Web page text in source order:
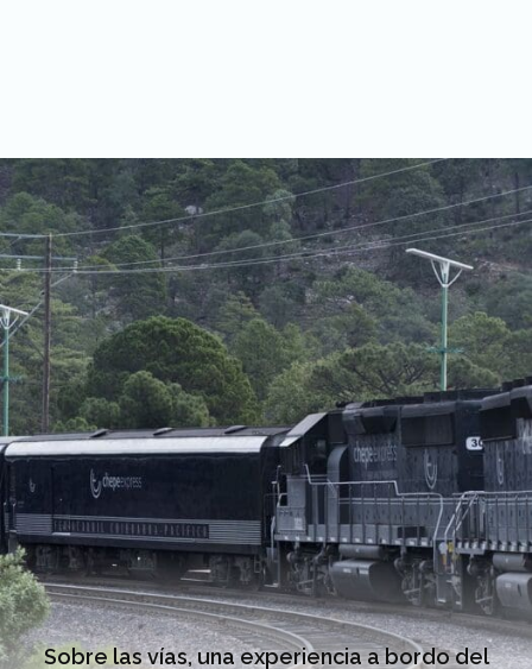
Sobre las vías, una experiencia a bordo del